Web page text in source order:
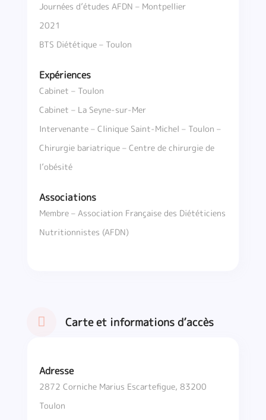
Journées d’études AFDN – Montpellier
2021
BTS Diététique – Toulon
Expériences
Cabinet – Toulon
Cabinet – La Seyne-sur-Mer
Intervenante – Clinique Saint-Michel – Toulon –
Chirurgie bariatrique – Centre de chirurgie de
l’obésité
Associations
Membre – Association Française des Diététiciens
Nutritionnistes (AFDN)
Carte et informations d’accès
Adresse
2872 Corniche Marius Escartefigue, 83200
Toulon